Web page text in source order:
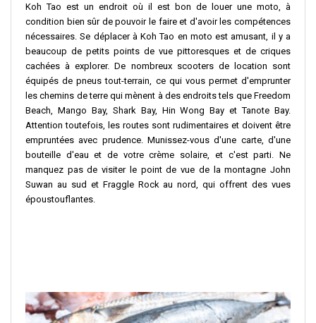
Koh Tao est un endroit où il est bon de louer une moto, à
condition bien sûr de pouvoir le faire et d'avoir les compétences
nécessaires. Se déplacer à Koh Tao en moto est amusant, il y a
beaucoup de petits points de vue pittoresques et de criques
cachées à explorer. De nombreux scooters de location sont
équipés de pneus tout-terrain, ce qui vous permet d'emprunter
les chemins de terre qui mènent à des endroits tels que Freedom
Beach, Mango Bay, Shark Bay, Hin Wong Bay et Tanote Bay.
Attention toutefois, les routes sont rudimentaires et doivent être
empruntées avec prudence. Munissez-vous d'une carte, d'une
bouteille d'eau et de votre crème solaire, et c'est parti. Ne
manquez pas de visiter le point de vue de la montagne John
Suwan au sud et Fraggle Rock au nord, qui offrent des vues
époustouflantes.